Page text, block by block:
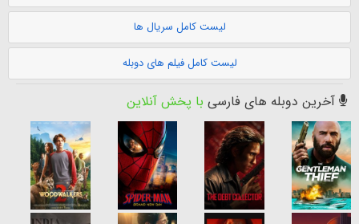
لیست کامل سریال ها
لیست کامل فیلم های دوبله
آخرین دوبله های فارسی با پخش آنلاین